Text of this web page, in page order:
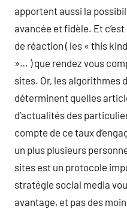
apportent aussi la
avancée et fidèle. Et
de réaction ( les « this
»… ) que rendez vous
sites. Or, les algorithmes
déterminent quelles
d’actualités des
compte de ce taux
un plus plusieurs
sites est un protocole
stratégie social media
avantage, et pas des